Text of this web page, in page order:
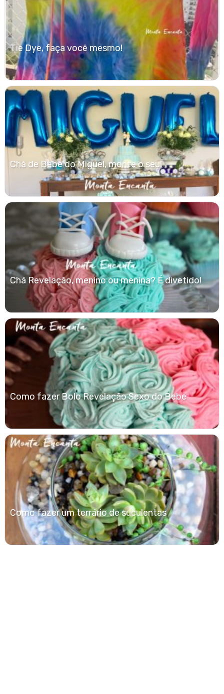
Tie Dye, faça você mesmo!
Chá de Bebe do Miguel, monte o seu!
Chá Revelação, menino ou menina? É divetido!
Como fazer Bolo Revelação Sexo do Bebe
Como fazer um terrário de suculentas